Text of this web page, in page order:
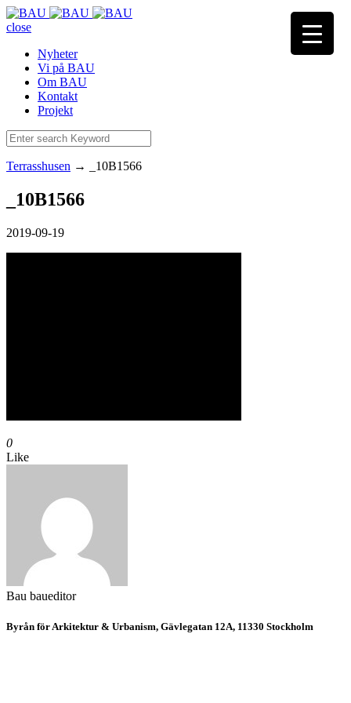
close
Nyheter
Vi på BAU
Om BAU
Kontakt
Projekt
Terrasshusen → _10B1566
_10B1566
2019-09-19
0
Like
Bau baueditor
Byrån för Arkitektur & Urbanism, Gävlegatan 12A, 11330 Stockholm